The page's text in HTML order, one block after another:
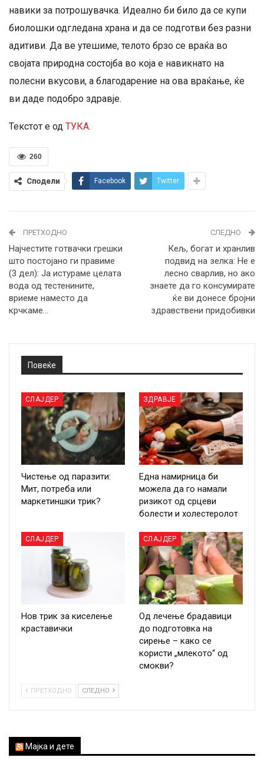
навики за потрошувачка. Идеално би било да се купи
биолошки одгледана храна и да се подготви без разни
адитиви. Да ве утешиме, телото брзо се враќа во
својата природна состојба во која е навикнато на
полесни вкусови, а благодарение на ова враќање, ќе
ви даде подобро здравје.
Текстот е од ТУКА.
260
Сподели Facebook Twitter
ПРЕТХОДНО
Најчестите готвачки грешки
што постојано ги правиме
(3 дел): Ја истураме целата
вода од тестенините,
вриеме наместо да
крчкаме…
СЛЕДНО
Кељ, богат и хранлив
подвид на зелка: Не е
лесно сварлив, но ако
знаете да го консумирате
ќе ви донесе бројни
здравствени придобивки
Повеќе
СЛАЈДЕР
Чистење од паразити:
Мит, потреба или
маркетиншки трик?
ЗДРАВЈЕ
Една намирница би
можела да го намали
ризикот од срцеви
болести и холестеролот
СЛАЈДЕР
Нов трик за киселење
краставички
СЛАЈДЕР
Од лечење брадавици
до подготовка на
сирење – како се
користи „млекото“ од
смокви?
ПРЕТХОДНО СЛЕДНО
Мајка и дете